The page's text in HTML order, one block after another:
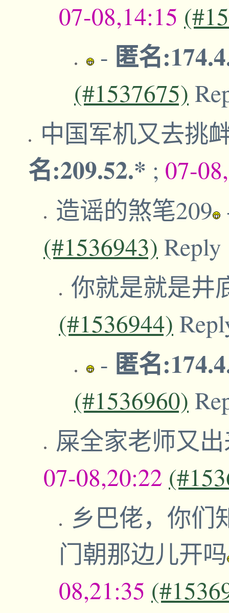
07-08,14:15
- 匿名
(#1537675)
中国军机又去挑
名:209.52.* ; 07-
造谣的煞笔209
(#1536943) Reply
你就是就是井
(#1536944)
- 匿名
(#1536960)
屎全家老师又
07-08,20:22
乡巴佬，你们
门朝那边儿开吗
08,21:35